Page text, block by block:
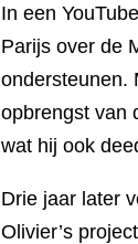
In een
Parijs over de
ondersteunen.
opbrengst van
wat hij ook
Drie jaar later
Olivier’s